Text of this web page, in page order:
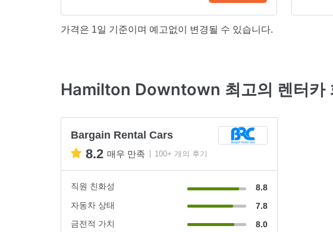
가격은 1일 기준이며 예고없이 변경될 수 있습니다.
Hamilton Downtown 최고의 렌터카
Bargain Rental Cars
8.2 매우 만족 100+ 개의 후기
직원 친화성
8.8
자동차 상태
7.8
금전적 가치
8.0